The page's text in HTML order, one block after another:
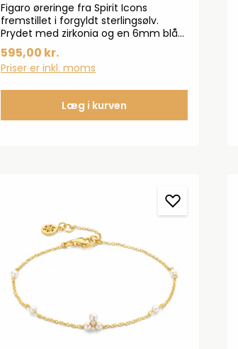
Figaro øreringe fra Spirit Icons
fremstillet i forgyldt sterlingsølv.
Prydet med zirkonia og en 6mm blå
kugle.
595,00 kr.
Priser er inkl. moms
Læg i kurven